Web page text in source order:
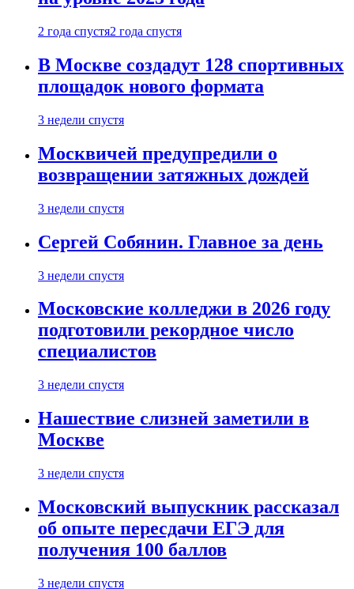
2 года спустя2 года спустя
В Москве создадут 128 спортивных
площадок нового формата
3 недели спустя
Москвичей предупредили о
возвращении затяжных дождей
3 недели спустя
Сергей Собянин. Главное за день
3 недели спустя
Московские колледжи в 2026 году
подготовили рекордное число
специалистов
3 недели спустя
Нашествие слизней заметили в
Москве
3 недели спустя
Московский выпускник рассказал
об опыте пересдачи ЕГЭ для
получения 100 баллов
3 недели спустя